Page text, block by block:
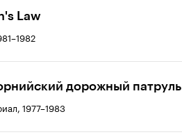
Law
дорожный патруль
1977–1983